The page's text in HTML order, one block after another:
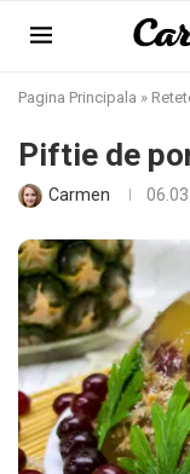
Pagina Principala »
Piftie de
Carmen